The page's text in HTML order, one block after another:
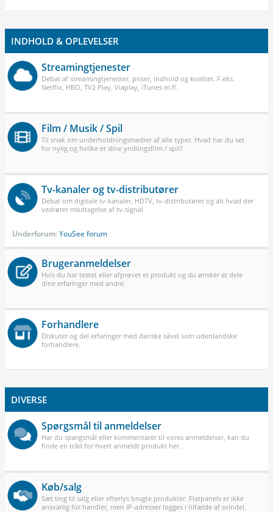
INDHOLD & OPLEVELSER
Streamingtjenester
Debat af streamingtjenester, priser, indhold og kvalitet. F.eks.
Netflix, HBO, TV2 Play, Viaplay, iTunes m.fl.
Film / Musik / Spil
Til snak om underholdningsmedier af alle typer. Hvad har du set
for nylig og hvilke er dine yndlingsfilm / spil?
Tv-kanaler og tv-distributører
Debat om digitale tv-kanaler, HDTV, tv-distributører og alt hvad der
vedrører modtagelse af tv-signal
Underforum:YouSee forum
Brugeranmeldelser
Hvis du har testet eller afprøvet et produkt og du ønsker at dele
dine erfaringer med andre.
Forhandlere
Diskuter og del erfaringer med danske såvel som udenlandske
forhandlere.
DIVERSE
Spørgsmål til anmeldelser
Har du spørgsmål eller kommentarer til vores anmeldelser, kan du
finde en tråd for hvert anmeldt produkt her.
Køb/salg
Sæt ting til salg eller efterlys brugte produkter. Flatpanels er ikke
ansvarlig for handler, men IP-adresser logges i tilfælde af svindel.